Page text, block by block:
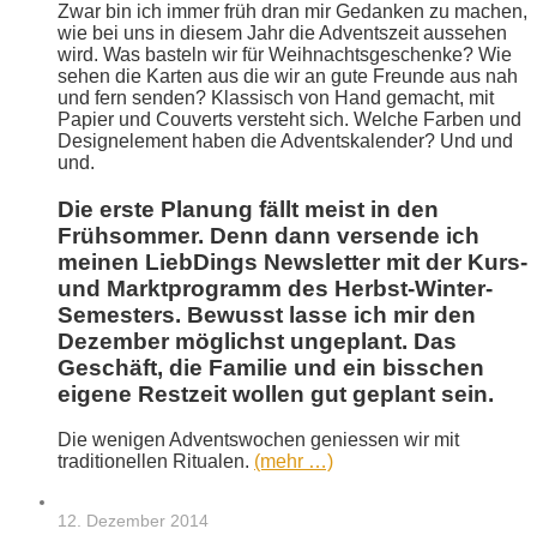
Zwar bin ich immer früh dran mir Gedanken zu machen,
wie bei uns in diesem Jahr die Adventszeit aussehen
wird. Was basteln wir für Weihnachtsgeschenke? Wie
sehen die Karten aus die wir an gute Freunde aus nah
und fern senden? Klassisch von Hand gemacht, mit
Papier und Couverts versteht sich. Welche Farben und
Designelement haben die Adventskalender? Und und
und.
Die erste Planung fällt meist in den
Frühsommer. Denn dann versende ich
meinen LiebDings Newsletter mit der Kurs-
und Marktprogramm des Herbst-Winter-
Semesters. Bewusst lasse ich mir den
Dezember möglichst ungeplant. Das
Geschäft, die Familie und ein bisschen
eigene Restzeit wollen gut geplant sein.
Die wenigen Adventswochen geniessen wir mit
traditionellen Ritualen. (mehr …)
12. Dezember 2014